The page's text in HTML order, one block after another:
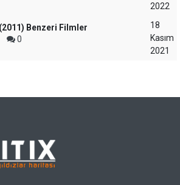
2022
Benzeri Filmler
0
18
Kasım
2021